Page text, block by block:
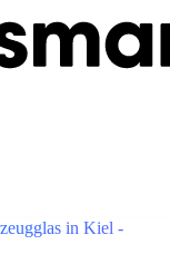
in Kiel -